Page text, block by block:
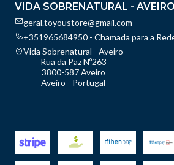
VIDA SOBRENATURAL - AVEIRO
geral.toyoustore@gmail.com
+351965684950 - Chamada para a
Vida Sobrenatural - Aveiro
Rua da Paz Nº263
3800-587 Aveiro
Aveiro - Portugal